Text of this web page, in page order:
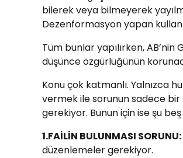
bilerek veya bilmeyerek
Dezenformasyon yapan
Tüm bunlar yapılırken,
düşünce özgürlüğünün
Konu çok katmanlı. Yalnızca
vermek ile sorunun sadece bir
gerekiyor. Bunun için ise şu
1.FAİLİN BULUNMASI SORUNU:
düzenlemeler gerekiyor.